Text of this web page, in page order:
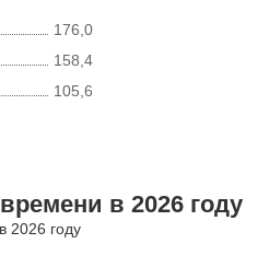
176,0
158,4
105,6
в 2026 году
2026 году